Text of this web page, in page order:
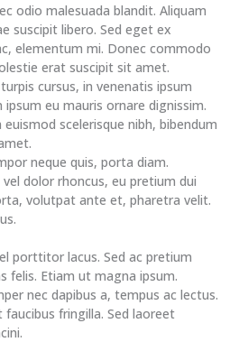
odio malesuada blandit. Aliquam
suscipit libero. Sed eget ex
elementum mi. Donec commodo
erat suscipit sit amet.
cursus, in venenatis ipsum
eu mauris ornare dignissim.
scelerisque nibh, bibendum
neque quis, porta diam.
dolor rhoncus, eu pretium dui
volutpat ante et, pharetra velit.
porttitor lacus. Sed ac pretium
felis. Etiam ut magna ipsum.
nec dapibus a, tempus ac lectus.
fringilla. Sed laoreet